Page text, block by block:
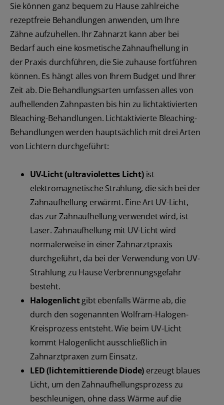
Sie können ganz bequem zu Hause zahlreiche
rezeptfreie Behandlungen anwenden, um Ihre
Zähne aufzuhellen. Ihr Zahnarzt kann aber bei
Bedarf auch eine kosmetische Zahnaufhellung in
der Praxis durchführen, die Sie zuhause fortführen
können. Es hängt alles von Ihrem Budget und Ihrer
Zeit ab. Die Behandlungsarten umfassen alles von
aufhellenden Zahnpasten bis hin zu lichtaktivierten
Bleaching-Behandlungen. Lichtaktivierte Bleaching-
Behandlungen werden hauptsächlich mit drei Arten
von Lichtern durchgeführt:
UV-Licht (ultraviolettes Licht)ist
elektromagnetische Strahlung, die sich bei der
Zahnaufhellung erwärmt. Eine Art UV-Licht,
das zur Zahnaufhellung verwendet wird, ist
Laser. Zahnaufhellung mit UV-Licht wird
normalerweise in einer Zahnarztpraxis
durchgeführt, da bei der Verwendung von UV-
Strahlung zu Hause Verbrennungsgefahr
besteht.
Halogenlichtgibt ebenfalls Wärme ab, die
durch den sogenannten Wolfram-Halogen-
Kreisprozess entsteht. Wie beim UV-Licht
kommt Halogenlicht ausschließlich in
Zahnarztpraxen zum Einsatz.
LED (lichtemittierende Diode) erzeugt blaues
Licht, um den Zahnaufhellungsprozess zu
beschleunigen, ohne dass Wärme auf die